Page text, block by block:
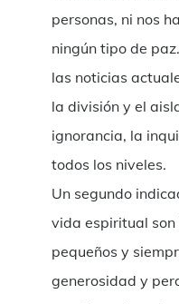
personas, ni nos
ningún tipo de
las noticias
la división y el
ignorancia, la
todos los niveles.
Un segundo
vida espiritual son
pequeños y
generosidad y